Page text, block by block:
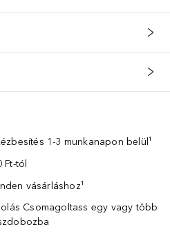
1-3 munkanapon belül¹
Ft-tól
vásárláshoz¹
Csomagoltass egy vagy több